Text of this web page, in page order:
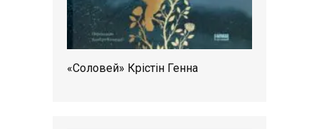
«Соловей» Крістін Генна